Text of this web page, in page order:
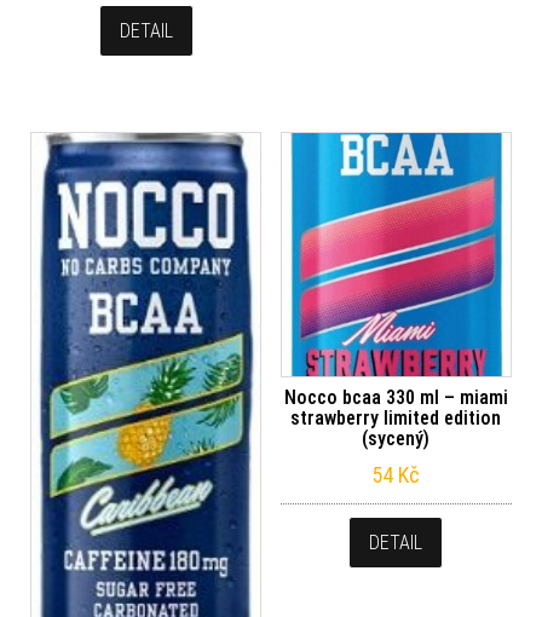
DETAIL
Nocco bcaa 330 ml – miami
strawberry limited edition
(sycený)
54 Kč
DETAIL